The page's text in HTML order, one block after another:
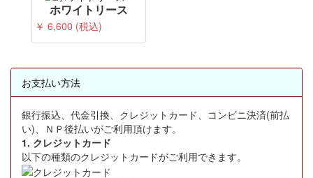
ホワイトリース
￥ 6,600 (税込)
お支払い方法
銀行振込、代金引換、クレジットカード、コンビニ決済(前払
い)、ＮＰ後払いがご利用頂けます。
1. クレジットカード
以下の種類のクレジットカードがご利用できます。